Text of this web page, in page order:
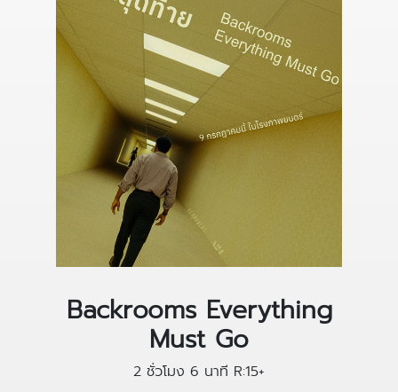
Backrooms Everything
Must Go
2 ชั่วโมง 6 นาที R:15+